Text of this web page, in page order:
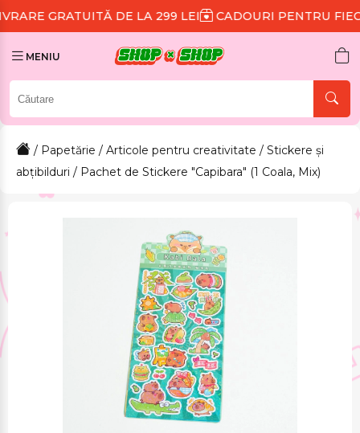
DE LA 299 LEI CADOURI PENTRU FIECARE
MENIU
/ Papetărie / Articole pentru creativitate / Stickere și
abțibilduri / Pachet de Stickere "Capibara" (1 Coala, Mix)